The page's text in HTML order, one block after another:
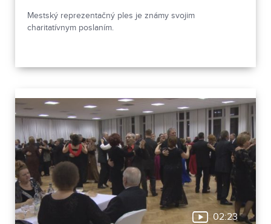
Mestský reprezentačný ples je známy svojim
charitatívnym poslaním.
02:23